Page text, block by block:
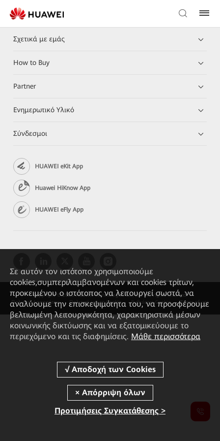
Σχετικά με εμάς
How to Buy
Partner
Ενημερωτικό Υλικό
Σύνδεσμοι
HUAWEI eKit App
Huawei HiKnow App
HUAWEI eFly App
Copyright © 2026 Huawei Technologies Co., Ltd. All rights reserved.
Πολιτική Απορρήτου
Πολιτική για τα Cookie Ρυθμίσεις Cookie Terms of use
Σε αυτόν τον ιστότοπο χρησιμοποιούμε
cookies,συμπεριλαμβανομένων και cookies τρίτων,
προκειμένου ο ιστότοπος να λειτουργεί σωστά, να
αναλύουμε την επισκεψιμότητα του, να προσφέρουμε
βελτιωμένη λειτουργικότητα, χαρακτηριστικά μέσων
κοινωνικής δικτύωσης και να εξατομικεύουμε το
περιεχόμενο και τις διαφημίσεις. Μάθε περισσότερα
Προτιμήσεις Συγκατάθεσης >